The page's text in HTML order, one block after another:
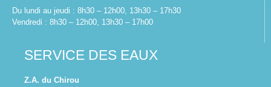
Du lundi au jeudi : 8h30 – 12h00, 13h30 – 17h30
Vendredi : 8h30 – 12h00, 13h30 – 17h00
SERVICE DES EAUX
Z.A. du Chirou